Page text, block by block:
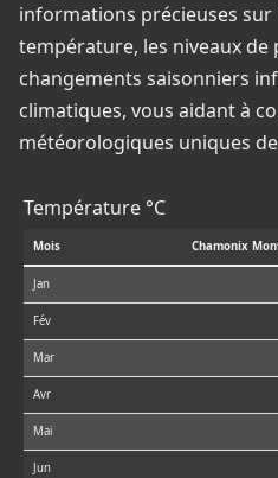
informations précieuses sur
température, les niveaux de
changements saisonniers
climatiques, vous aidant à
météorologiques uniques
Température °C
Mois Chamonix
Jan
Fév
Mar
Avr
Mai
Jun